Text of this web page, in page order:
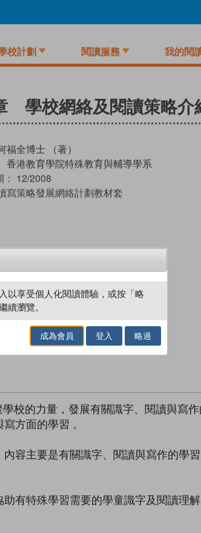
校計劃 閱讀服務 我的閱
學校網絡及閱讀策略介
福全博士 （著）
香港教育學院特殊教育與輔導學系
12/2008
寫策略發展網絡計劃教材套
／閱讀電子書
校的力量，發展有關識字、閱讀與寫
方面的學習 。
容主要是有關識字、閱讀與寫作的學習
有特殊學習需要的學童識字及閱讀理解
以享受個人化閱讀體驗，或按「略
續瀏覽。
成為會員 登入 略過